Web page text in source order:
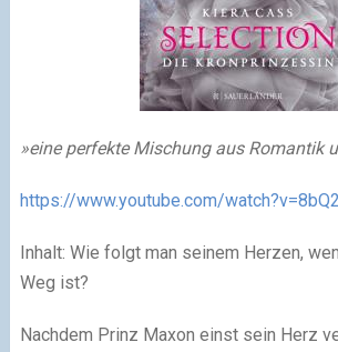
»eine perfekte Mischung aus Romantik
https://www.youtube.com/
Inhalt: Wie folgt man seinem Herzen,
Weg ist?
Nachdem Prinz Maxon einst sein Herz